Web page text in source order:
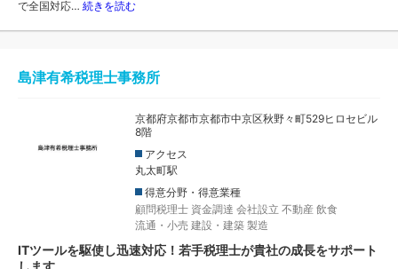
で全国対応… 続きを読む
島津有希税理士事務所
京都府京都市京都市中京区秋野々町529ヒロセビル
8階
アクセス
丸太町駅
得意分野・得意業種
顧問税理士 資金調達 会社設立 不動産 飲食
流通・小売 建設・建築 製造
ITツールを駆使し迅速対応！若手税理士が貴社の成長をサポート